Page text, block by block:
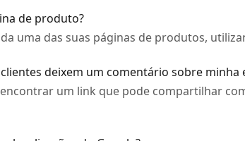
de produto?
uma das suas páginas de produtos,
deixem um comentário sobre minha
um link que pode compartilhar